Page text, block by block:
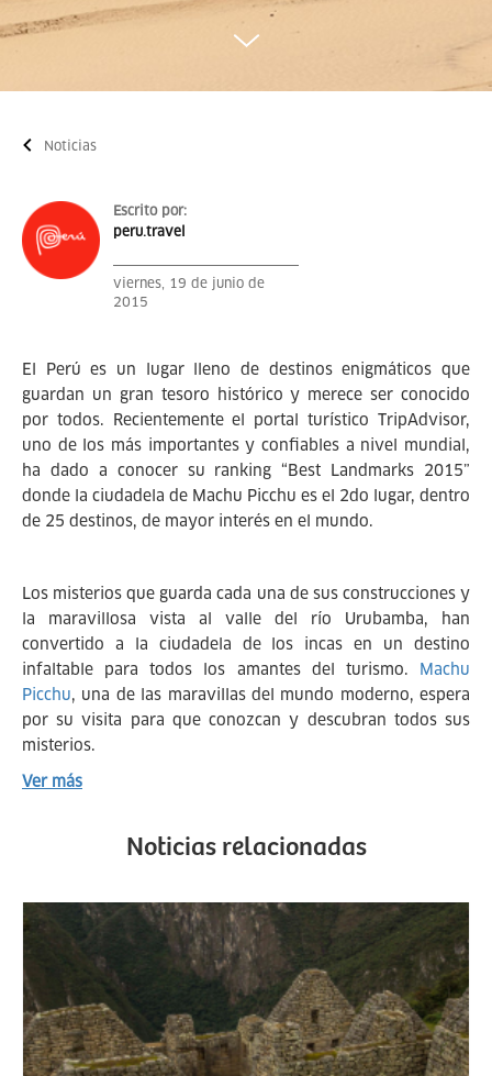
Noticias
Escrito por:
peru.travel
viernes, 19 de junio de
2015
El Perú es un lugar lleno de destinos enigmáticos que
guardan un gran tesoro histórico y merece ser conocido
por todos. Recientemente el portal turístico TripAdvisor,
uno de los más importantes y confiables a nivel mundial,
ha dado a conocer su ranking “Best Landmarks 2015”
donde la ciudadela de Machu Picchu es el 2do lugar, dentro
de 25 destinos, de mayor interés en el mundo.
Los misterios que guarda cada una de sus construcciones y
la maravillosa vista al valle del río Urubamba, han
convertido a la ciudadela de los incas en un destino
infaltable para todos los amantes del turismo. Machu
Picchu, una de las maravillas del mundo moderno, espera
por su visita para que conozcan y descubran todos sus
misterios.
Ver más
Noticias relacionadas